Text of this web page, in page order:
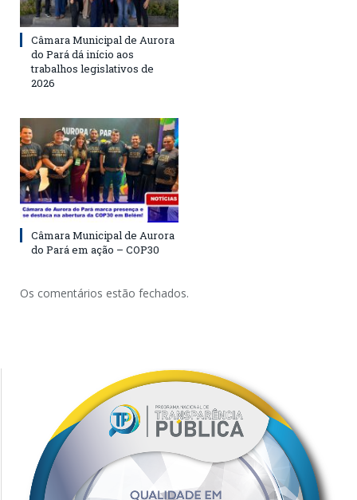
Câmara Municipal de Aurora
do Pará dá início aos
trabalhos legislativos de
2026
Câmara Municipal de Aurora
do Pará em ação – COP30
Os comentários estão fechados.